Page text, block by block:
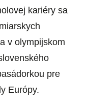
kariéry sa
v olympijskom
pre
Európy.